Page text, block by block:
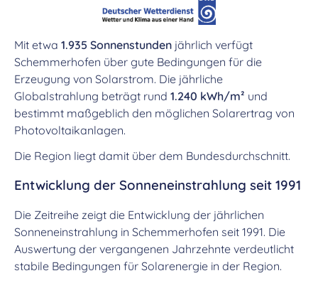
Mit etwa 1.935 Sonnenstunden jährlich verfügt
Schemmerhofen über gute Bedingungen für die
Erzeugung von Solarstrom. Die jährliche
Globalstrahlung beträgt rund 1.240 kWh/m² und
bestimmt maßgeblich den möglichen Solarertrag von
Photovoltaikanlagen.
Die Region liegt damit über dem Bundesdurchschnitt.
Entwicklung der Sonneneinstrahlung seit 1991
Die Zeitreihe zeigt die Entwicklung der jährlichen
Sonneneinstrahlung in Schemmerhofen seit 1991. Die
Auswertung der vergangenen Jahrzehnte verdeutlicht
stabile Bedingungen für Solarenergie in der Region.